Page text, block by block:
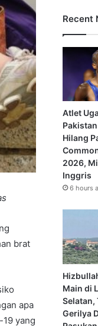
brat
apa
yang
Recent
Atlet
Hilang
2026,
Inggris
6 hours
Main di
Selatan,
Gerilya